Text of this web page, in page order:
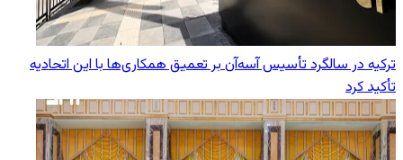
ترکیه در سالگرد تأسیس آسه‌آن بر تعمیق همکاری‌ها با این اتحادیه
تأکید کرد